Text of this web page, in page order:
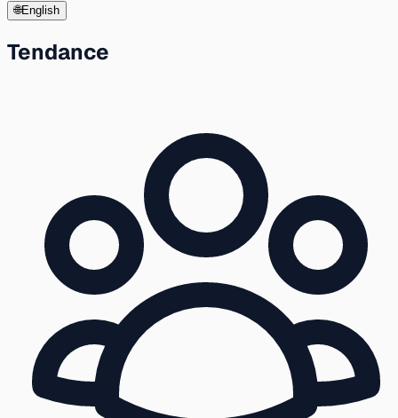
🌐English
Tendance